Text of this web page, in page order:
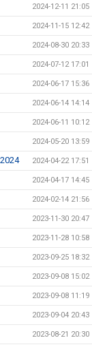
2024-12-11 21:05
2024-11-15 12:42
2024-08-30 20:33
2024-07-12 17:01
2024-06-17 15:36
2024-06-14 14:14
2024-06-11 10:12
2024-05-20 13:59
2024-04-22 17:51
2024-04-17 14:45
2024-02-14 21:56
2023-11-30 20:47
2023-11-28 10:58
2023-09-25 18:32
2023-09-08 15:02
2023-09-08 11:19
2023-09-04 20:43
2023-08-21 20:30